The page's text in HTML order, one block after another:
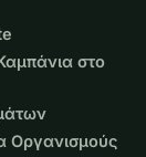
στο
Οργανισμούς